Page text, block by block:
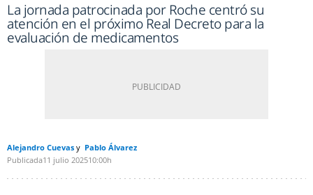
La jornada patrocinada por Roche centró su
atención en el próximo Real Decreto para la
evaluación de medicamentos
Alejandro Cuevas
Pablo Álvarez
Publicada11 julio 202510:00h